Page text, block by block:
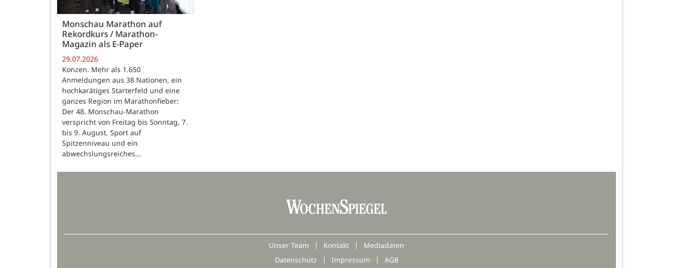
Monschau Marathon auf
Rekordkurs / Marathon-
Magazin als E-Paper
29.07.2026
Konzen. Mehr als 1.650
Anmeldungen aus 38 Nationen, ein
hochkarätiges Starterfeld und eine
ganzes Region im Marathonfieber:
Der 48. Monschau-Marathon
verspricht von Freitag bis Sonntag, 7.
bis 9. August, Sport auf
Spitzenniveau und ein
abwechslungsreiches…
Unser Team Kontakt
Mediadaten
Datenschutz
Impressum AGB